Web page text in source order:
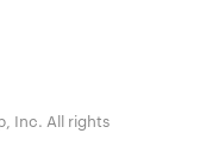
Inc. All rights